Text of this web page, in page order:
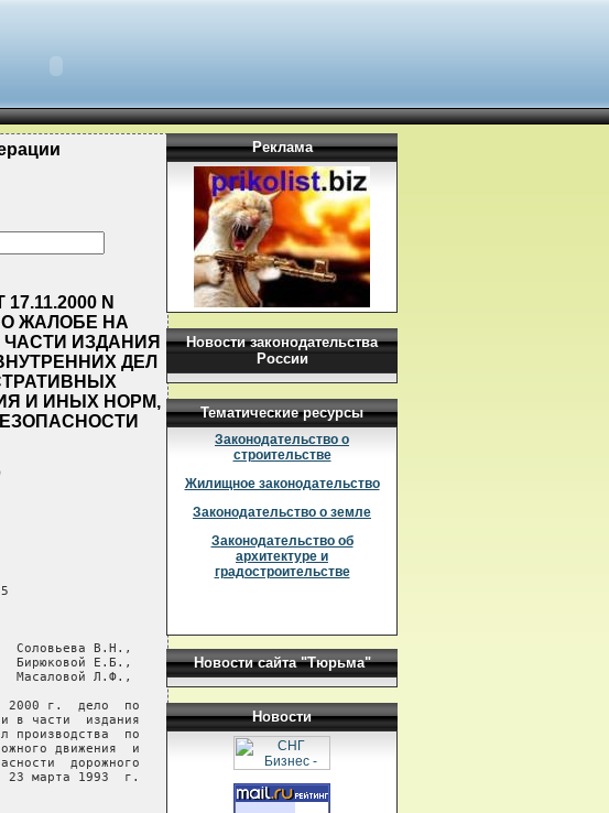
N
ЖАЛОБЕ НА
ИЗДАНИЯ
ДЕЛ
И ИНЫХ НОРМ,
Соловьева В.Н.,
Бирюковой Е.Б.,
Масаловой Л.Ф.,
2000 г.  дело  по
в части  издания
производства  по
движения  и
дорожного
23 марта 1993  г.
Реклама
Новости законодательства
России
Тематические ресурсы
Законодательство о
строительстве
Жилищное законодательство
Законодательство о земле
Законодательство об
архитектуре и
градостроительстве
Новости сайта "Тюрьма"
Новости